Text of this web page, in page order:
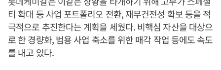
티 확대 등 사업 포트폴리오 전환, 재무건전성 확보 등을 적
극적으로 추진한다는 계획을 세웠다. 비핵심 자산을 대상으
로 한 경량화, 범용 사업 축소를 위한 매각 작업 등에도 속도
를 내고 있다.